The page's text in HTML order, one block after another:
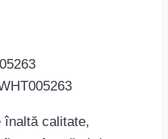
înaltă calitate,